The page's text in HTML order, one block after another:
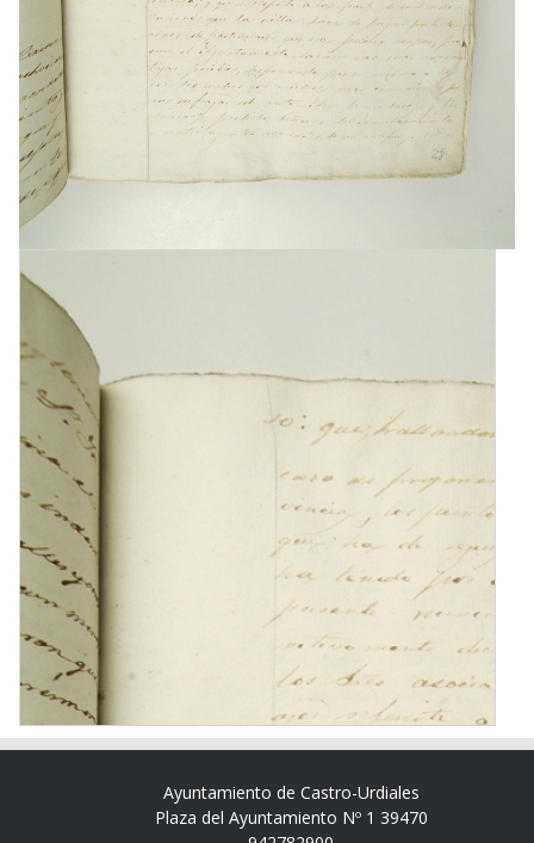
Ayuntamiento de Castro-Urdiales
Plaza del Ayuntamiento Nº 1 39470